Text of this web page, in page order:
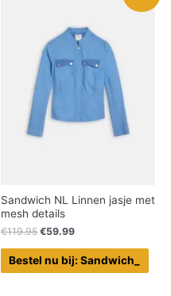
Sandwich NL Linnen jasje met
mesh details
€119.95 €59.99
Bestel nu bij: Sandwich_